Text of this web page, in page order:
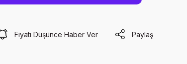
Fiyatı Düşünce Haber Ver Paylaş